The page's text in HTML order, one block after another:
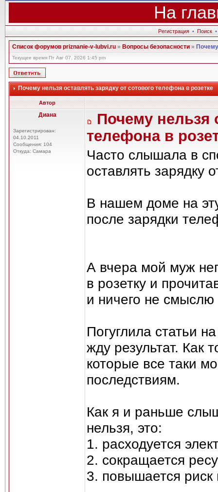
На
Регистрация • Поиск •
Список форумов priznanie-v-lubvi.ru»Вопросы безопасности»Почему
Текущее время Пт Авг 07, 2026 1:45 pm
Почему нельзя оставлять зарядку от сотового телефона в розетке
Автор
Диана
Зарегистрирован:
04.10.2011
Сообщения: 104
Откуда: Самара
Почему нельзя
телефона в
Часто слышала в
оставлять зарядку
В нашем доме на
после зарядки
А вчера мой муж
в розетку и
и ничего не смыслю
Погуглила статьи
жду результат. Как
которые все таки
последствиям.
Как я и раньше
нельзя, это:
1. расходуется
2. сокращается
3. повышается риск